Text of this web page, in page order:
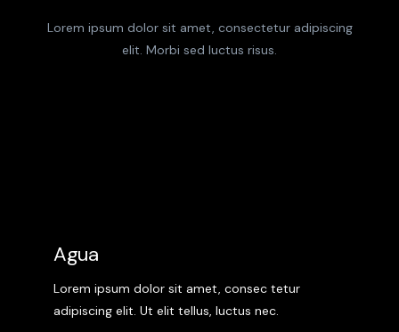
Lorem ipsum dolor sit amet, consectetur adipiscing
elit. Morbi sed luctus risus.
Agua
Lorem ipsum dolor sit amet, consec tetur
adipiscing elit. Ut elit tellus, luctus nec.